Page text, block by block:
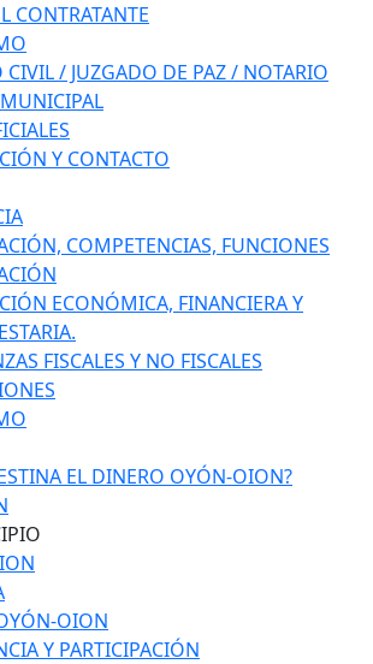
CONTRATANTE
CIVIL / JUZGADO DE PAZ / NOTARIO
Y CONTACTO
COMPETENCIAS, FUNCIONES
ECONÓMICA, FINANCIERA Y
FISCALES Y NO FISCALES
EL DINERO OYÓN-OION?
OION
Y PARTICIPACIÓN